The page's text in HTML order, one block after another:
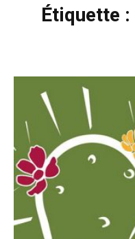
Étiquette :